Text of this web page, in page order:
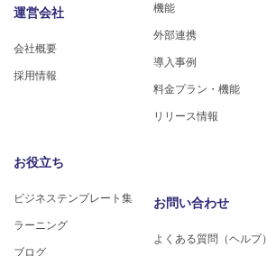
運営会社
会社概要
採用情報
機能
外部連携
導入事例
料金プラン・機能
リリース情報
お役立ち
ビジネステンプレート集
ラーニング
ブログ
お問い合わせ
よくある質問（ヘルプ）